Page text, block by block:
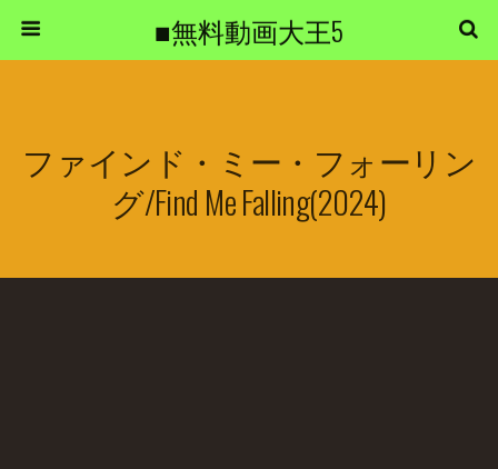
■無料動画大王5
ファインド・ミー・フォーリン
グ/Find Me Falling(2024)